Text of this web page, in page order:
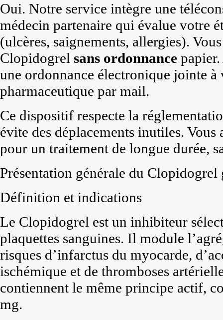
Oui. Notre service intègre une
médecin partenaire qui évalue votre
(ulcères, saignements, allergies).
Clopidogrel sans ordonnance
une ordonnance électronique jointe
pharmaceutique par mail.
Ce dispositif respecte la
évite des déplacements inutiles. Vous
pour un traitement de longue durée,
Présentation générale du Clopidogrel
Définition et indications
Le Clopidogrel est un inhibiteur
plaquettes sanguines. Il module
risques d’infarctus du myocarde,
ischémique et de thromboses
contiennent le même principe actif,
mg.